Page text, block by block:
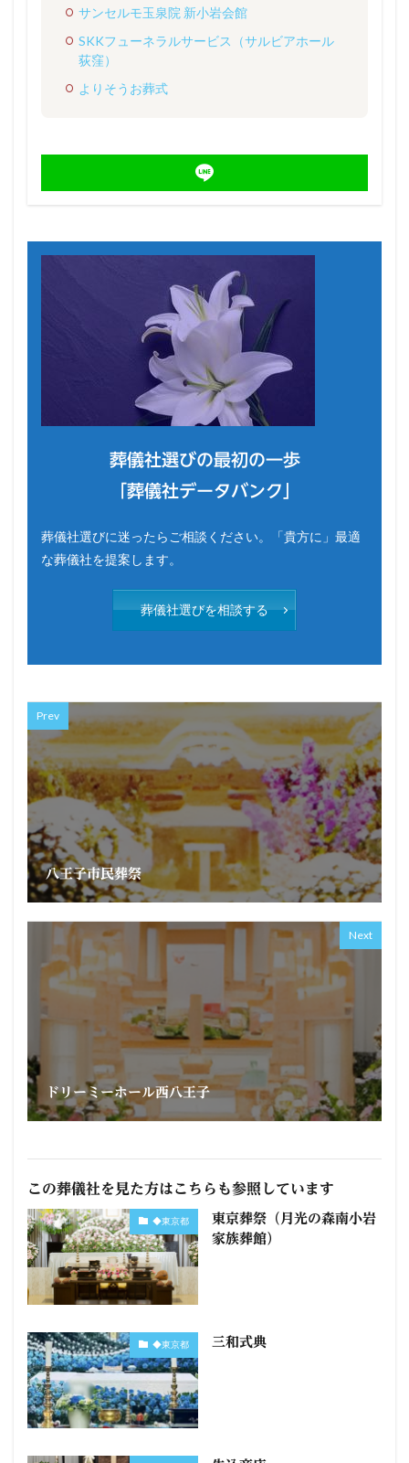
サンセルモ玉泉院 新小岩会館
SKKフューネラルサービス（サルビアホール
荻窪）
よりそうお葬式
葬儀社選びの最初の一歩
「葬儀社データバンク」
葬儀社選びに迷ったらご相談ください。「貴方に」最適
な葬儀社を提案します。
葬儀社選びを相談する
Prev
八王子市民葬祭
Next
ドリーミーホール西八王子
この葬儀社を見た方はこちらも参照しています
◆東京都
東京葬祭（月光の森南小岩
家族葬館）
◆東京都 三和式典